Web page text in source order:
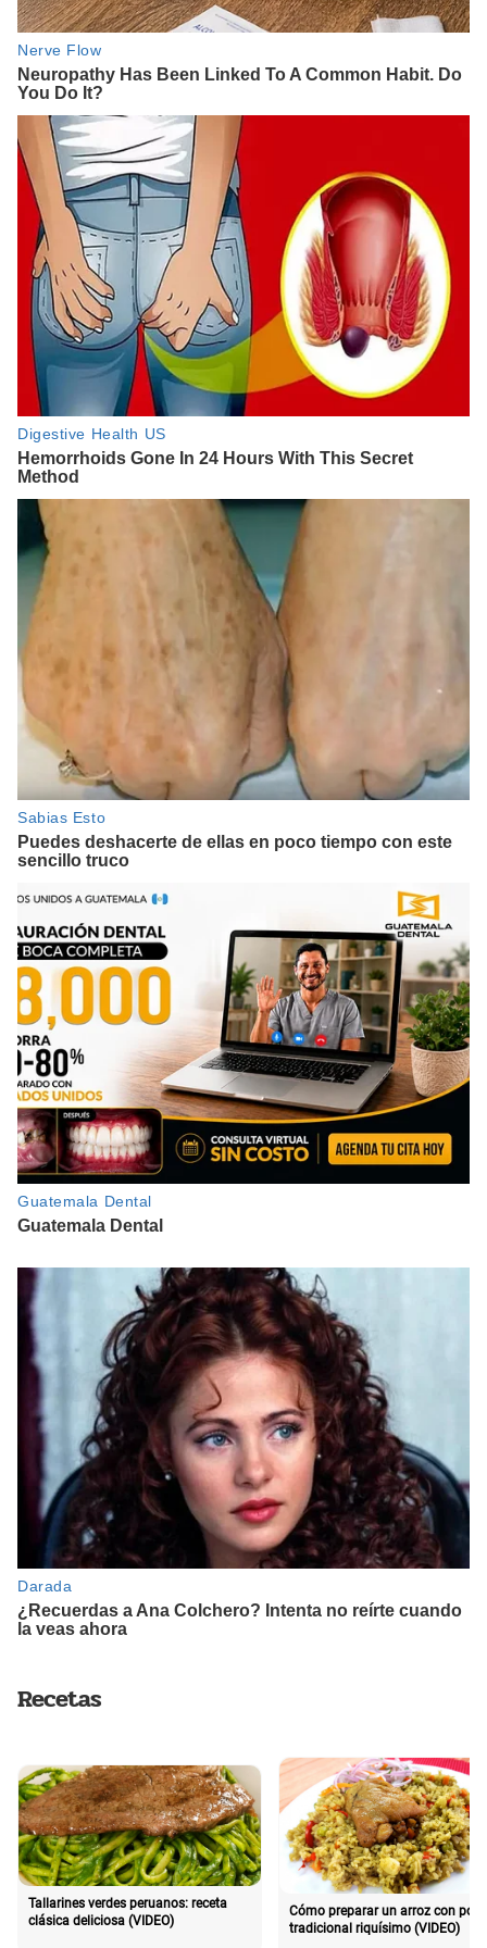
Recetas
Tallarines verdes peruanos: receta
clásica deliciosa (VIDEO)
Cómo preparar un arroz con pollo
tradicional riquísimo (VIDEO)